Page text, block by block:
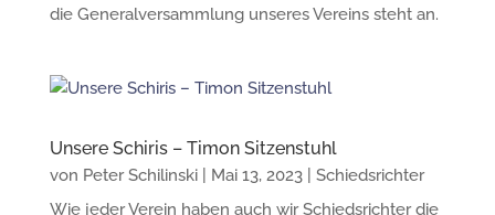
die Generalversammlung unseres Vereins steht an.
Unsere Schiris – Timon Sitzenstuhl
von Peter Schilinski| Mai 13, 2023| Schiedsrichter
Wie jeder Verein haben auch wir Schiedsrichter die